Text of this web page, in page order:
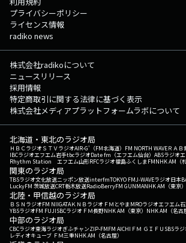
プライバシーポリシー
ライセンス情報
radiko news
株式会社radikoについて
ニュースリリース
採用情報
特定商取引に関する法律に基づく表示
株式会社メディアプラットフォームラボについて
北海道・東北のラジオ局
ＨＢＣラジオＳＴＶラジオAIR-G'（FM北海道） FM NORTH WAVEＲＡＢ
IBCラジオエフエム岩手tbcラジオDate fm（エフエム仙台） ABSラジオ
Rhythm Station エフエム山形RFCラジオ福島ふくしまFMNHK AM（札
関東のラジオ局
TBSラジオ文化放送ニッポン放送interfmTOKYO FMJ-WAVEラジオ日本
LuckyFM 茨城放送CRT栃木放送RadioBerryFM GUNMANHK AM（東京）
北陸・甲信越のラジオ局
ＢＳＮラジオFM NIIGATAＫＮＢラジオ ＦＭとやまMROラジオエフエム石
YBSラジオFM FUJISBCラジオ ＦＭ長野NHK AM（東京） NHK AM（名古
中部のラジオ局
CBCラジオ東海ラジオぎふチャンZIP-FMFM AICHI ＦＭ ＧＩＦＵ SBSラ
レディオキューブ ＦＭ三重NHK AM（名古屋）